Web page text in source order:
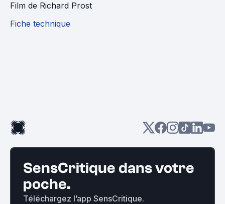
Film de Richard Prost
Fiche technique
SensCritique dans votre
poche.
Téléchargez l’app SensCritique.